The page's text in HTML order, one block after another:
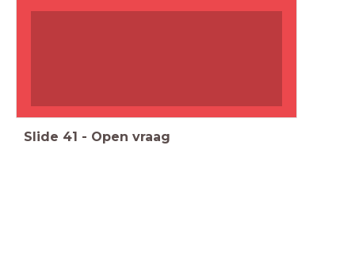
Slide 41 - Open vraag